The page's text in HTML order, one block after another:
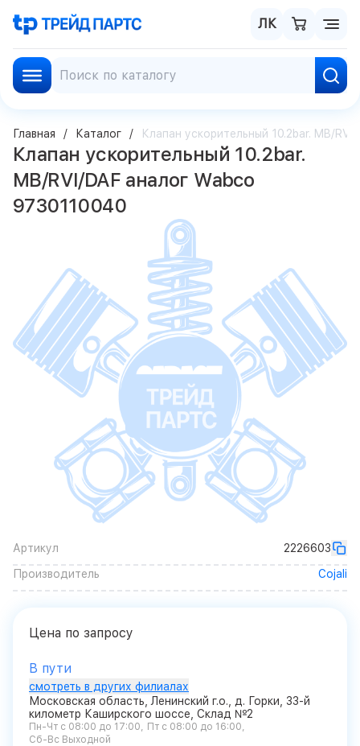
ЛК
Главная Каталог Клапан ускорительный 10.2bar. MB/
Клапан ускорительный 10.2bar.
MB/RVI/DAF аналог Wabco
9730110040
Артикул
2226603
Производитель
Cojali
Цена по запросу
В пути
смотреть в других филиалах
Московская область, Ленинский г.о., д. Горки, 33-й
километр Каширского шоссе, Склад №2
Пн-Чт с 08:00 до 17:00
Пт с 08:00 до 16:00
Сб-Вс Выходной